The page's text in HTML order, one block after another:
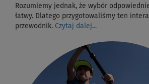
Rozumiemy jednak, że wybór
łatwy. Dlatego przygotowaliśmy ten
przewodnik. Czytaj dalej...